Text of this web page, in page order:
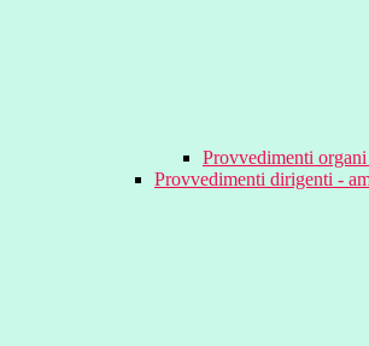
Provvedimenti
Provvedimenti dirigenti -